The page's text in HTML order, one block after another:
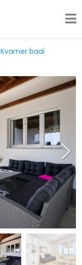
Kvarner baai